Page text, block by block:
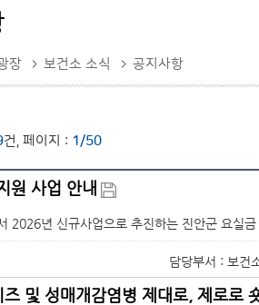
장 보건소 소식 공지사항
건, 페이지 : 1/50
원 사업 안내
2026년 신규사업으로 추진하는 진안군 요실
담당부서 : 보건
및 성매개감염병 제대로, 제로로